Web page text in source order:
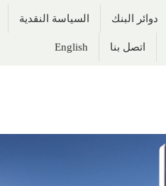
دوائر البنك السياسة النقدية
اتصل بنا English